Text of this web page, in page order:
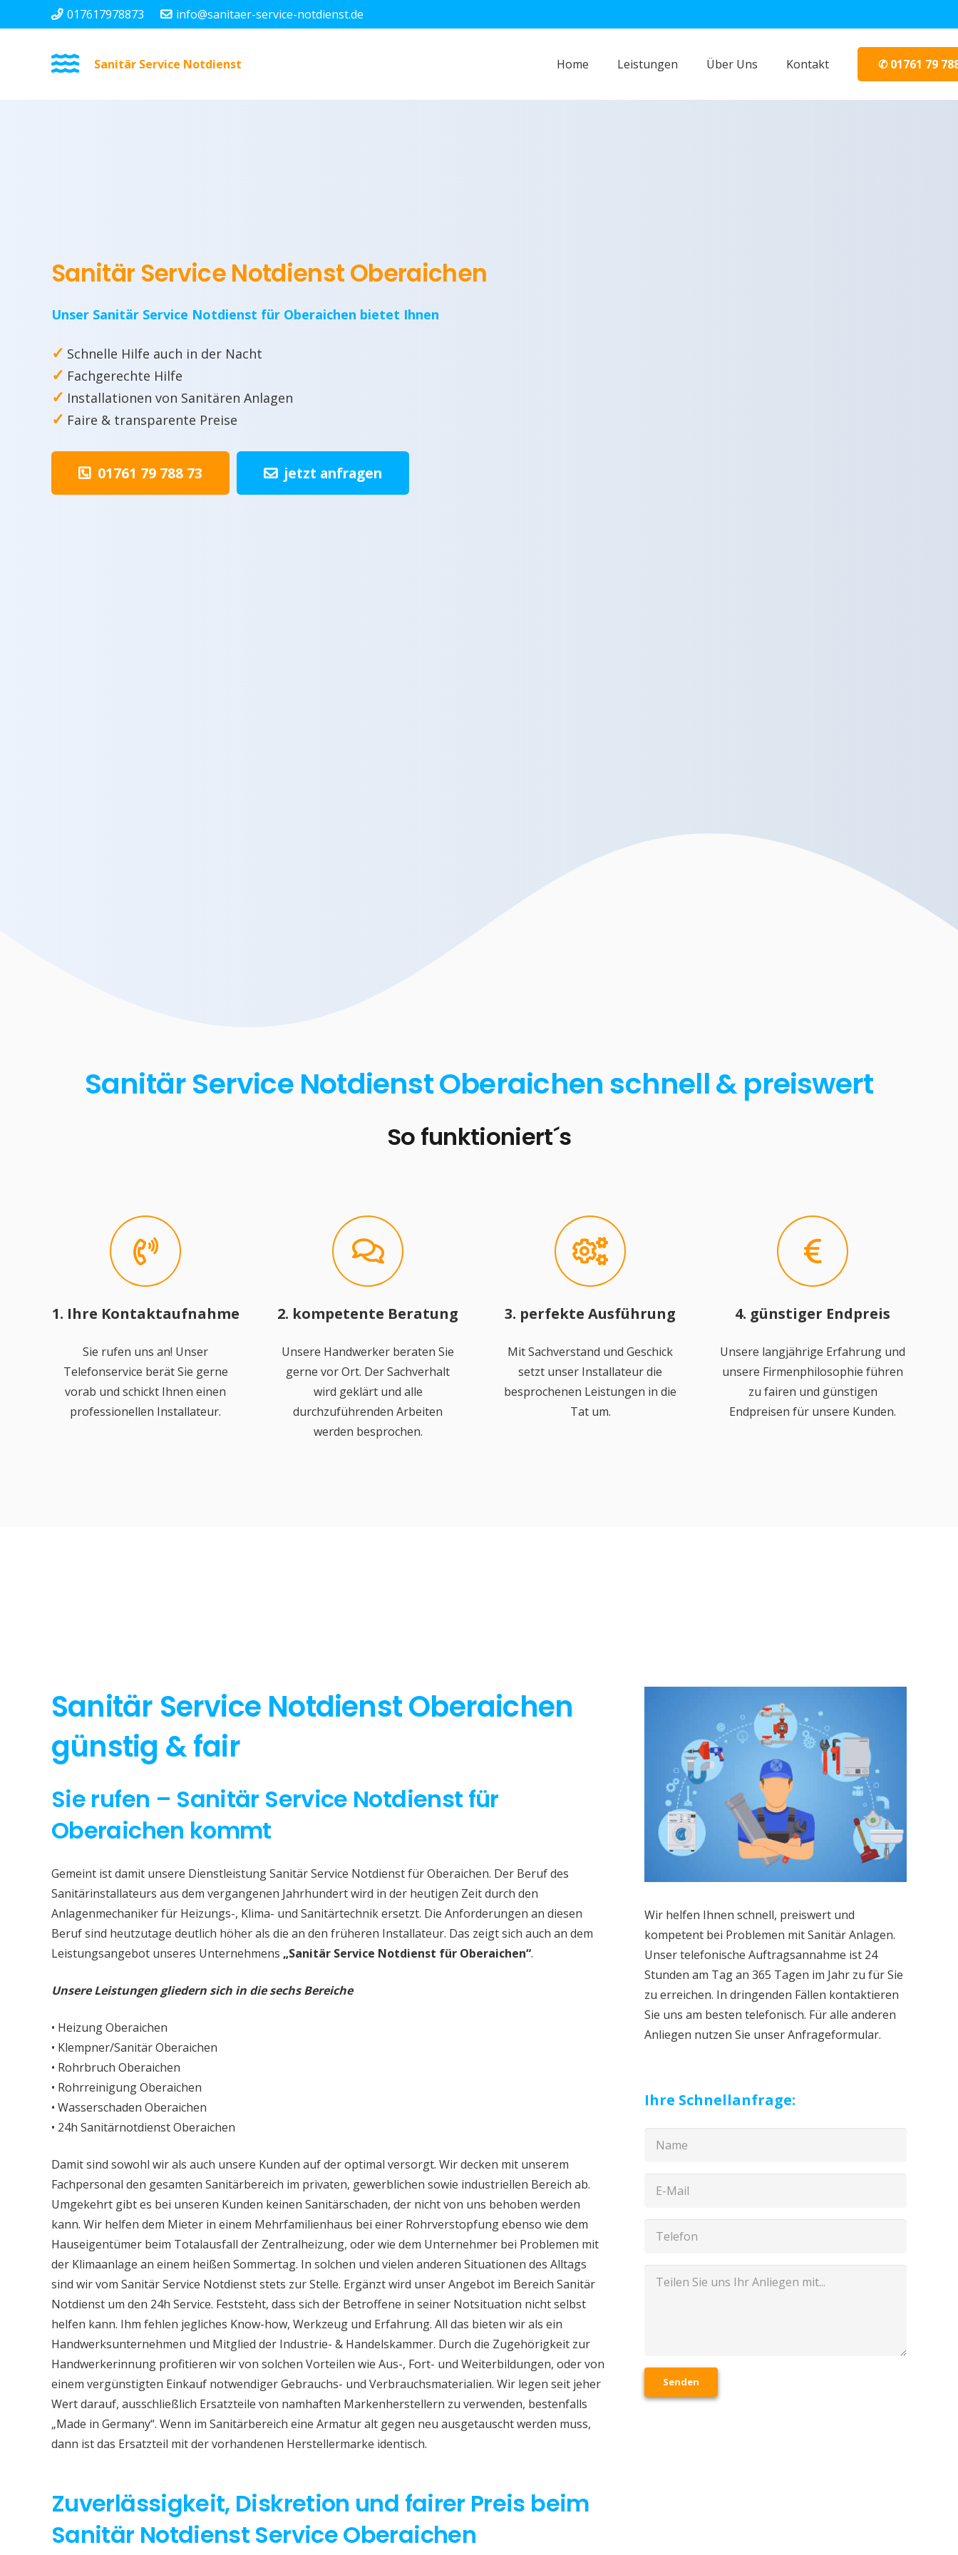
017617978873 info@sanitaer-service-notdienst.de
Sanitär Service Notdienst Home Leistungen Über Uns Kontakt ✆ 01761 79
Sanitär Service Notdienst Oberaichen
Unser Sanitär Service Notdienst für Oberaichen bietet Ihnen
✓ Schnelle Hilfe auch in der Nacht
✓ Fachgerechte Hilfe
✓ Installationen von Sanitären Anlagen
✓ Faire & transparente Preise
01761 79 788 73 jetzt anfragen
Sanitär Service Notdienst Oberaichen schnell & preiswert
So funktioniert´s
1. Ihre Kontaktaufnahme
Sie rufen uns an! Unser
Telefonservice berät Sie gerne
vorab und schickt Ihnen einen
professionellen Installateur.
2. kompetente Beratung
Unsere Handwerker beraten Sie
gerne vor Ort. Der Sachverhalt
wird geklärt und alle
durchzuführenden Arbeiten
werden besprochen.
3. perfekte Ausführung
Mit Sachverstand und Geschick
setzt unser Installateur die
besprochenen Leistungen in die
Tat um.
4. günstiger Endpreis
Unsere langjährige Erfahrung und
unsere Firmenphilosophie führen
zu fairen und günstigen
Endpreisen für unsere Kunden.
Sanitär Service Notdienst Oberaichen
günstig & fair
Sie rufen – Sanitär Service Notdienst für
Oberaichen kommt
Gemeint ist damit unsere Dienstleistung Sanitär Service Notdienst für Oberaichen. Der Beruf des
Sanitärinstallateurs aus dem vergangenen Jahrhundert wird in der heutigen Zeit durch den
Anlagenmechaniker für Heizungs-, Klima- und Sanitärtechnik ersetzt. Die Anforderungen an diesen
Beruf sind heutzutage deutlich höher als die an den früheren Installateur. Das zeigt sich auch an dem
Leistungsangebot unseres Unternehmens „Sanitär Service Notdienst für Oberaichen“.
Unsere Leistungen gliedern sich in die sechs Bereiche
• Heizung Oberaichen
• Klempner/Sanitär Oberaichen
• Rohrbruch Oberaichen
• Rohrreinigung Oberaichen
• Wasserschaden Oberaichen
• 24h Sanitärnotdienst Oberaichen
Damit sind sowohl wir als auch unsere Kunden auf der optimal versorgt. Wir decken mit unserem
Fachpersonal den gesamten Sanitärbereich im privaten, gewerblichen sowie industriellen Bereich ab.
Umgekehrt gibt es bei unseren Kunden keinen Sanitärschaden, der nicht von uns behoben werden
kann. Wir helfen dem Mieter in einem Mehrfamilienhaus bei einer Rohrverstopfung ebenso wie dem
Hauseigentümer beim Totalausfall der Zentralheizung, oder wie dem Unternehmer bei Problemen mit
der Klimaanlage an einem heißen Sommertag. In solchen und vielen anderen Situationen des Alltags
sind wir vom Sanitär Service Notdienst stets zur Stelle. Ergänzt wird unser Angebot im Bereich Sanitär
Notdienst um den 24h Service. Feststeht, dass sich der Betroffene in seiner Notsituation nicht selbst
helfen kann. Ihm fehlen jegliches Know-how, Werkzeug und Erfahrung. All das bieten wir als ein
Handwerksunternehmen und Mitglied der Industrie- & Handelskammer. Durch die Zugehörigkeit zur
Handwerkerinnung profitieren wir von solchen Vorteilen wie Aus-, Fort- und Weiterbildungen, oder von
einem vergünstigten Einkauf notwendiger Gebrauchs- und Verbrauchsmaterialien. Wir legen seit jeher
Wert darauf, ausschließlich Ersatzteile von namhaften Markenherstellern zu verwenden, bestenfalls
„Made in Germany“. Wenn im Sanitärbereich eine Armatur alt gegen neu ausgetauscht werden muss,
dann ist das Ersatzteil mit der vorhandenen Herstellermarke identisch.
Zuverlässigkeit, Diskretion und fairer Preis beim
Sanitär Notdienst Service Oberaichen
Wir helfen Ihnen schnell, preiswert und
kompetent bei Problemen mit Sanitär Anlagen.
Unser telefonische Auftragsannahme ist 24
Stunden am Tag an 365 Tagen im Jahr zu für Sie
zu erreichen. In dringenden Fällen kontaktieren
Sie uns am besten telefonisch. Für alle anderen
Anliegen nutzen Sie unser Anfrageformular.
Ihre Schnellanfrage:
Senden